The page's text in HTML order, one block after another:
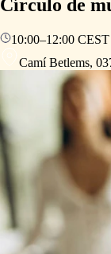
Círculo de
10:00–12:00 CEST
Camí Betlems,